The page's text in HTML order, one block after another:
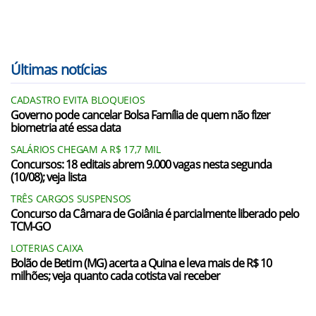
Últimas notícias
CADASTRO EVITA BLOQUEIOS
Governo pode cancelar Bolsa Família de quem não fizer
biometria até essa data
SALÁRIOS CHEGAM A R$ 17,7 MIL
Concursos: 18 editais abrem 9.000 vagas nesta segunda
(10/08); veja lista
TRÊS CARGOS SUSPENSOS
Concurso da Câmara de Goiânia é parcialmente liberado pelo
TCM-GO
LOTERIAS CAIXA
Bolão de Betim (MG) acerta a Quina e leva mais de R$ 10
milhões; veja quanto cada cotista vai receber